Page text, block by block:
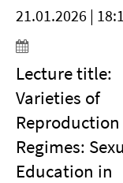
21.01.2026 |
Lecture title:
Varieties of
Reproduction
Regimes:
Education in